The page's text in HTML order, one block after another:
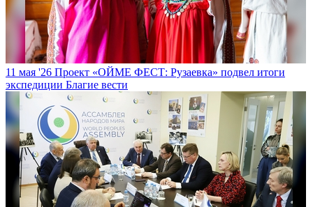
11 мая '26 Проект «ОЙМЕ ФЕСТ: Рузаевка» подвел итоги
экспедиции Благие вести